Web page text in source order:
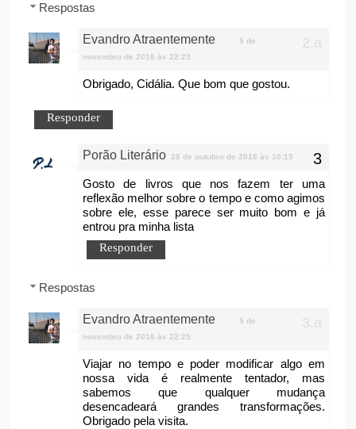
Respostas
Evandro Atraentemente
5 de
novembro de 2018 às 22:23
Obrigado, Cidália. Que bom que gostou.
Responder
Porão Literário 28 de outubro de 2018 às 10:15
Gosto de livros que nos fazem ter uma
reflexão melhor sobre o tempo e como agimos
sobre ele, esse parece ser muito bom e já
entrou pra minha lista
Responder
Respostas
Evandro Atraentemente
5 de
novembro de 2018 às 22:25
Viajar no tempo e poder modificar algo em
nossa vida é realmente tentador, mas
sabemos que qualquer mudança
desencadeará grandes transformações.
Obrigado pela visita.